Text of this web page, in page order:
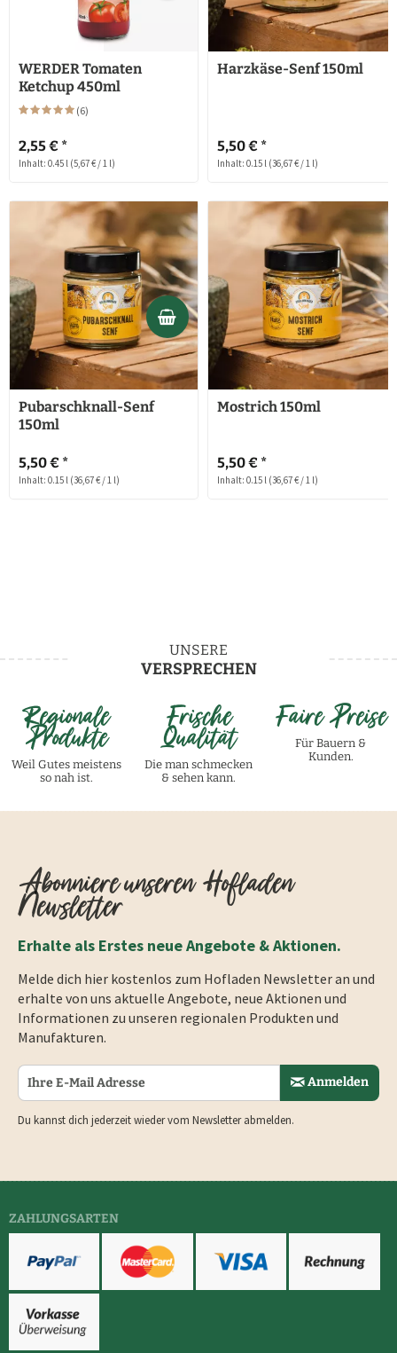
WERDER Tomaten
Ketchup 450ml
(6)
2,55 € *
Inhalt: 0.45 l (5,67 € / 1 l)
Harzkäse-Senf 150ml
5,50 € *
Inhalt: 0.15 l (36,67 € / 1 l)
Pubarschknall-Senf
150ml
5,50 € *
Inhalt: 0.15 l (36,67 € / 1 l)
Mostrich 150ml
5,50 € *
Inhalt: 0.15 l (36,67 € / 1 l)
UNSERE
VERSPRECHEN
Regionale
Produkte
Weil Gutes meistens
so nah ist.
Frische
Qualität
Die man schmecken
& sehen kann.
Faire Preise
Für Bauern &
Kunden.
Abonniere unseren Hofladen
Newsletter
Erhalte als Erstes neue Angebote & Aktionen.
Melde dich hier kostenlos zum Hofladen Newsletter an und
erhalte von uns aktuelle Angebote, neue Aktionen und
Informationen zu unseren regionalen Produkten und
Manufakturen.
Anmelden
Du kannst dich jederzeit wieder vom Newsletter abmelden.
ZAHLUNGSARTEN